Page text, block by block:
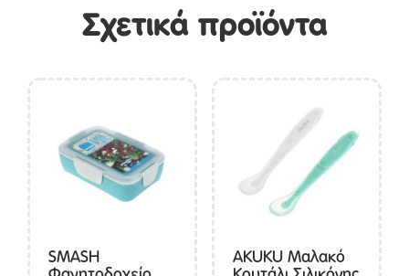
Σχετικά προϊόντα
SMASH AKUKU Μαλακό